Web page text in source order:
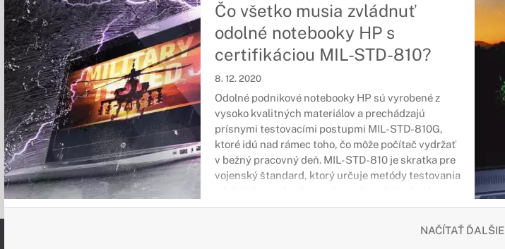
Čo všetko musia zvládnuť
odolné notebooky HP s
certifikáciou MIL-STD-810?
8. 12. 2020
Odolné podnikové notebooky HP sú vyrobené z
vysoko kvalitných materiálov a prechádzajú
prísnymi testovacími postupmi MIL-STD-810G,
ktoré idú nad rámec toho, čo môže počítač vydržať
v bežný pracovný deň. MIL-STD-810 je skratka pre
vojenský štandard, ktorý určuje metódy testovania
NAČÍTAŤ ĎALŠIE